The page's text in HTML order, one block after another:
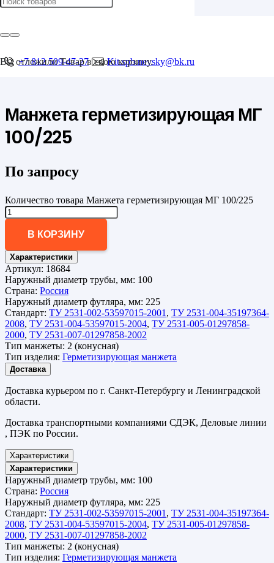
+7 812 509-47-27 Kit.spb.nevsky@bk.ru
Вы отложилиТоварв свою корзину.
Главная
/
Манжета герметизирующая МГ
100/225
По запросу
Количество товара Манжета герметизирующая МГ 100/225
В КОРЗИНУ
Характеристики
Артикул: 18684
Наружный диаметр трубы, мм: 100
Страна: Россия
Наружный диаметр футляра, мм: 225
Стандарт: ТУ 2531-002-53597015-2001 , ТУ 2531-004-35197364-
2008, ТУ 2531-004-53597015-2004, ТУ 2531-005-01297858-
2000, ТУ 2531-007-01297858-2002
Тип манжеты: 2 (конусная)
Тип изделия: Герметизирующая манжета
Доставка
Доставка курьером по г. Санкт-Петербургу и Ленинградской
области.
Доставка транспортными компаниями СДЭК, Деловые линии
, ПЭК по России.
Характеристики
Характеристики
Наружный диаметр трубы, мм: 100
Страна: Россия
Наружный диаметр футляра, мм: 225
Стандарт: ТУ 2531-002-53597015-2001 , ТУ 2531-004-35197364-
2008, ТУ 2531-004-53597015-2004, ТУ 2531-005-01297858-
2000, ТУ 2531-007-01297858-2002
Тип манжеты: 2 (конусная)
Тип изделия: Герметизирующая манжета